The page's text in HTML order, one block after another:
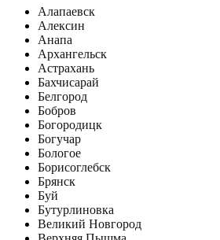
Алапаевск
Алексин
Анапа
Архангельск
Астрахань
Бахчисарай
Белгород
Бобров
Богородицк
Богучар
Бологое
Борисоглебск
Брянск
Буй
Бутурлиновка
Великий Новгород